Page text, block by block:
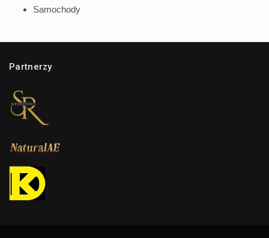
Samochody
Partnerzy